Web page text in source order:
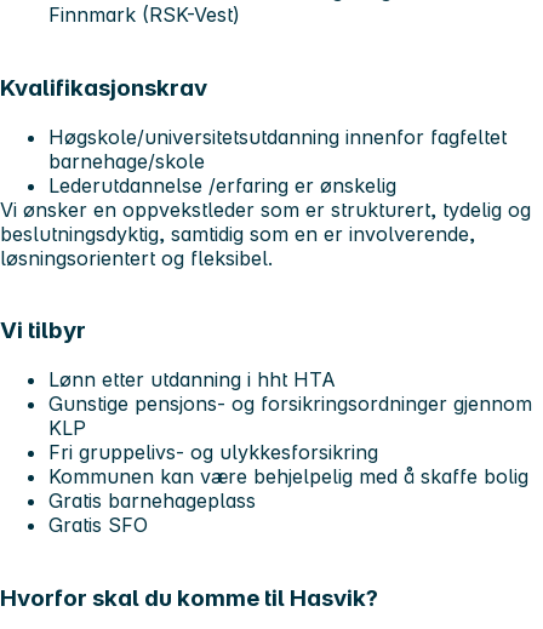
Finnmark (RSK-Vest)
Kvalifikasjonskrav
Høgskole/universitetsutdanning innenfor fagfeltet
barnehage/skole
Lederutdannelse /erfaring er ønskelig
Vi ønsker en oppvekstleder som er strukturert, tydelig og
beslutningsdyktig, samtidig som en er involverende,
løsningsorientert og fleksibel.
Vi tilbyr
Lønn etter utdanning i hht HTA
Gunstige pensjons- og forsikringsordninger gjennom
KLP
Fri gruppelivs- og ulykkesforsikring
Kommunen kan være behjelpelig med å skaffe bolig
Gratis barnehageplass
Gratis SFO
Hvorfor skal du komme til Hasvik?